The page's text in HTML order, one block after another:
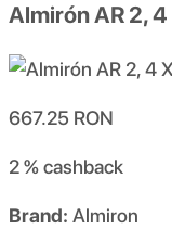
Almirón AR 2,
667.25 RON
2 %cashback
Brand: Almiron